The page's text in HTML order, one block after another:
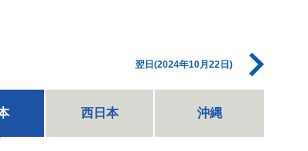
翌日(2024年10月22日)
西日本 沖縄